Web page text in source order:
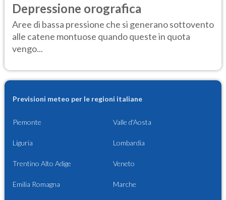
Depressione orografica
Aree di bassa pressione che si generano sottovento
alle catene montuose quando queste in quota
vengo...
Previsioni meteo per le regioni italiane
Piemonte Valle d'Aosta
Liguria Lombardia
Trentino Alto Adige Veneto
Emilia Romagna Marche